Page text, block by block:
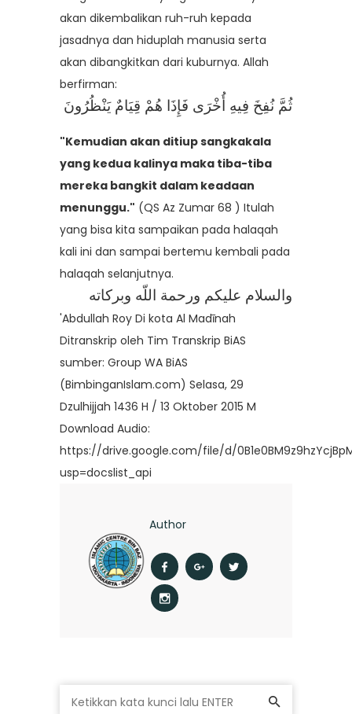
akan dikembalikan ruh-ruh kepada
jasadnya dan hiduplah manusia serta
akan dibangkitkan dari kuburnya. Allah
berfirman:
ثُمَّ نُفِخَ فِيهِ أُخْرَى فَإِذَا هُمْ قِيَامٌ يَنْظُرُونَ
"Kemudian akan ditiup sangkakala
yang kedua kalinya maka tiba-tiba
mereka bangkit dalam keadaan
menunggu." (QS Az Zumar 68 ) Itulah
yang bisa kita sampaikan pada halaqah
kali ini dan sampai bertemu kembali pada
halaqah selanjutnya.
والسلام عليكم ورحمة اللّه وبركاته
'Abdullah Roy Di kota Al Madīnah
Ditranskrip oleh Tim Transkrip BiAS
sumber: Group WA BiAS
(BimbinganIslam.com) Selasa, 29
Dzulhijjah 1436 H / 13 Oktober 2015 M
Download Audio:
https://drive.google.com/file/d/
usp=docslist_api
Author